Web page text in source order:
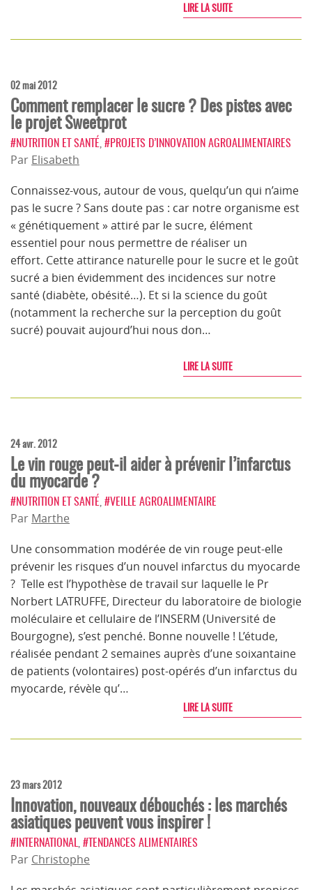
LIRE LA SUITE
02 mai 2012
Comment remplacer le sucre ? Des pistes avec
le projet Sweetprot
#NUTRITION ET SANTÉ #PROJETS D’INNOVATION AGROALIMENTAIRES
Par Elisabeth
Connaissez-vous, autour de vous, quelqu’un qui n’aime
pas le sucre ? Sans doute pas : car notre organisme est
« génétiquement » attiré par le sucre, élément
essentiel pour nous permettre de réaliser un
effort. Cette attirance naturelle pour le sucre et le goût
sucré a bien évidemment des incidences sur notre
santé (diabète, obésité…). Et si la science du goût
(notamment la recherche sur la perception du goût
sucré) pouvait aujourd’hui nous don…
LIRE LA SUITE
24 avr. 2012
Le vin rouge peut-il aider à prévenir l’infarctus
du myocarde ?
#NUTRITION ET SANTÉ #VEILLE AGROALIMENTAIRE
Par Marthe
Une consommation modérée de vin rouge peut-elle
prévenir les risques d’un nouvel infarctus du myocarde
? Telle est l’hypothèse de travail sur laquelle le Pr
Norbert LATRUFFE, Directeur du laboratoire de biologie
moléculaire et cellulaire de l’INSERM (Université de
Bourgogne), s’est penché. Bonne nouvelle ! L’étude,
réalisée pendant 2 semaines auprès d’une soixantaine
de patients (volontaires) post-opérés d’un infarctus du
myocarde, révèle qu’…
LIRE LA SUITE
23 mars 2012
Innovation, nouveaux débouchés : les marchés
asiatiques peuvent vous inspirer !
#INTERNATIONAL #TENDANCES ALIMENTAIRES
Par Christophe